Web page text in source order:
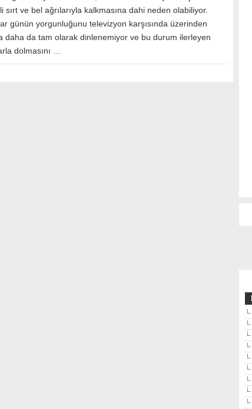
sırt ve bel ağrılarıyla kalkmasına dahi neden olabiliyor.
günün yorgunluğunu televizyon karşısında üzerinden
daha da tam olarak dinlenemiyor ve bu durum ilerleyen
dolmasını …